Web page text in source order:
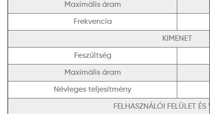
Maximális áram
Frekvencia
KIMENET
Feszültség
Maximális áram
Névleges teljesítmény
FELHASZNÁLÓI FELÜLET ÉS